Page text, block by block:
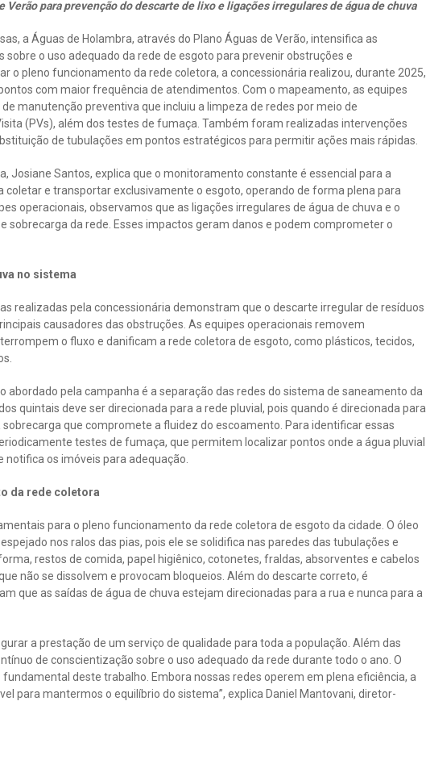
Verão para prevenção do descarte de lixo e ligações irregulares de água de chuva
a Águas de Holambra, através do Plano Águas de Verão, intensifica as
o uso adequado da rede de esgoto para prevenir obstruções e
o pleno funcionamento da rede coletora, a concessionária realizou, durante 2025,
com maior frequência de atendimentos. Com o mapeamento, as equipes
manutenção preventiva que incluiu a limpeza de redes por meio de
(PVs), além dos testes de fumaça. Também foram realizadas intervenções
de tubulações em pontos estratégicos para permitir ações mais rápidas.
Josiane Santos, explica que o monitoramento constante é essencial para a
coletar e transportar exclusivamente o esgoto, operando de forma plena para
operacionais, observamos que as ligações irregulares de água de chuva e o
sobrecarga da rede. Esses impactos geram danos e podem comprometer o
no sistema
realizadas pela concessionária demonstram que o descarte irregular de resíduos
causadores das obstruções. As equipes operacionais removem
o fluxo e danificam a rede coletora de esgoto, como plásticos, tecidos,
abordado pela campanha é a separação das redes do sistema de saneamento da
quintais deve ser direcionada para a rede pluvial, pois quando é direcionada para
que compromete a fluidez do escoamento. Para identificar essas
testes de fumaça, que permitem localizar pontos onde a água pluvial
os imóveis para adequação.
da rede coletora
para o pleno funcionamento da rede coletora de esgoto da cidade. O óleo
nos ralos das pias, pois ele se solidifica nas paredes das tubulações e
restos de comida, papel higiênico, cotonetes, fraldas, absorventes e cabelos
não se dissolvem e provocam bloqueios. Além do descarte correto, é
que as saídas de água de chuva estejam direcionadas para a rua e nunca para a
a prestação de um serviço de qualidade para toda a população. Além das
de conscientização sobre o uso adequado da rede durante todo o ano. O
deste trabalho. Embora nossas redes operem em plena eficiência, a
para mantermos o equilíbrio do sistema”, explica Daniel Mantovani, diretor-